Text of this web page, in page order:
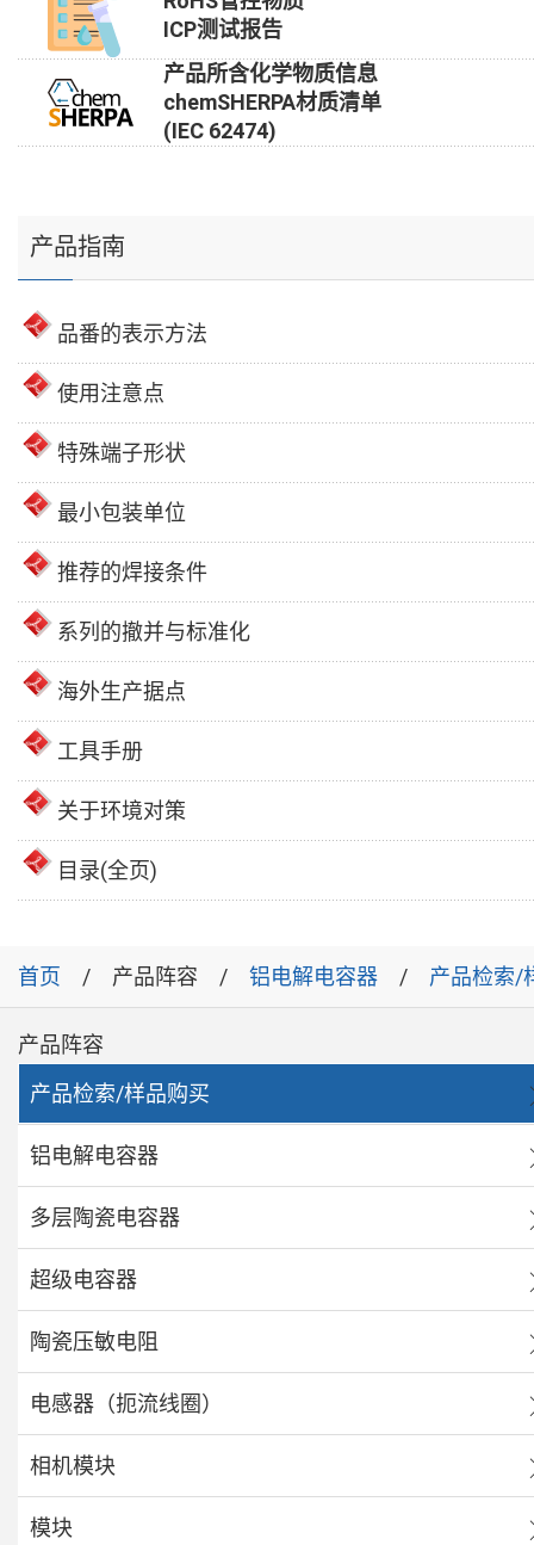
ICP测试报告
产品所含化学物质信息
chemSHERPA材质清单
(IEC 62474)
产品指南
品番的表示方法
使用注意点
特殊端子形状
最小包装单位
推荐的焊接条件
系列的撤并与标准化
海外生产据点
工具手册
关于环境对策
目录(全页)
首页 产品阵容 铝电解电容器 产品检索/
产品阵容
产品检索/样品购买
铝电解电容器
多层陶瓷电容器
超级电容器
陶瓷压敏电阻
电感器（扼流线圈）
相机模块
模块